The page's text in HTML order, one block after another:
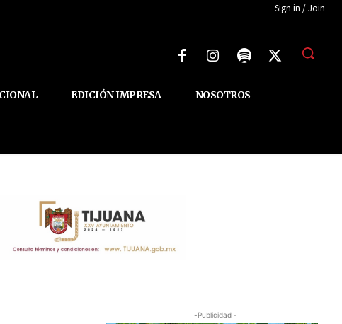
Sign in / Join
EDICIÓN IMPRESA NOSOTROS
-Publicidad -